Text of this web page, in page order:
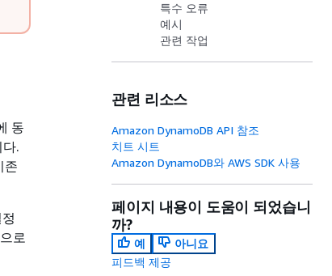
동
.
존
으로
특수 오류
예시
관련 작업
관련 리소스
Amazon DynamoDB API 참조
치트 시트
Amazon DynamoDB와 AWS SDK 사용
페이지 내용이 도움이 되었습니
까?
예
아니요
피드백 제공